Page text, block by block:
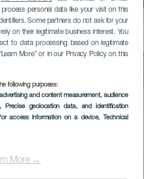
personal data like your visit on this
Some partners do not ask for your
on their legitimate business interest. You
to data processing based on legitimate
More” or in our Privacy Policy on this
following purposes:
and content measurement, audience
, Precise geolocation data, and identification
access information on a device, Technical
More →